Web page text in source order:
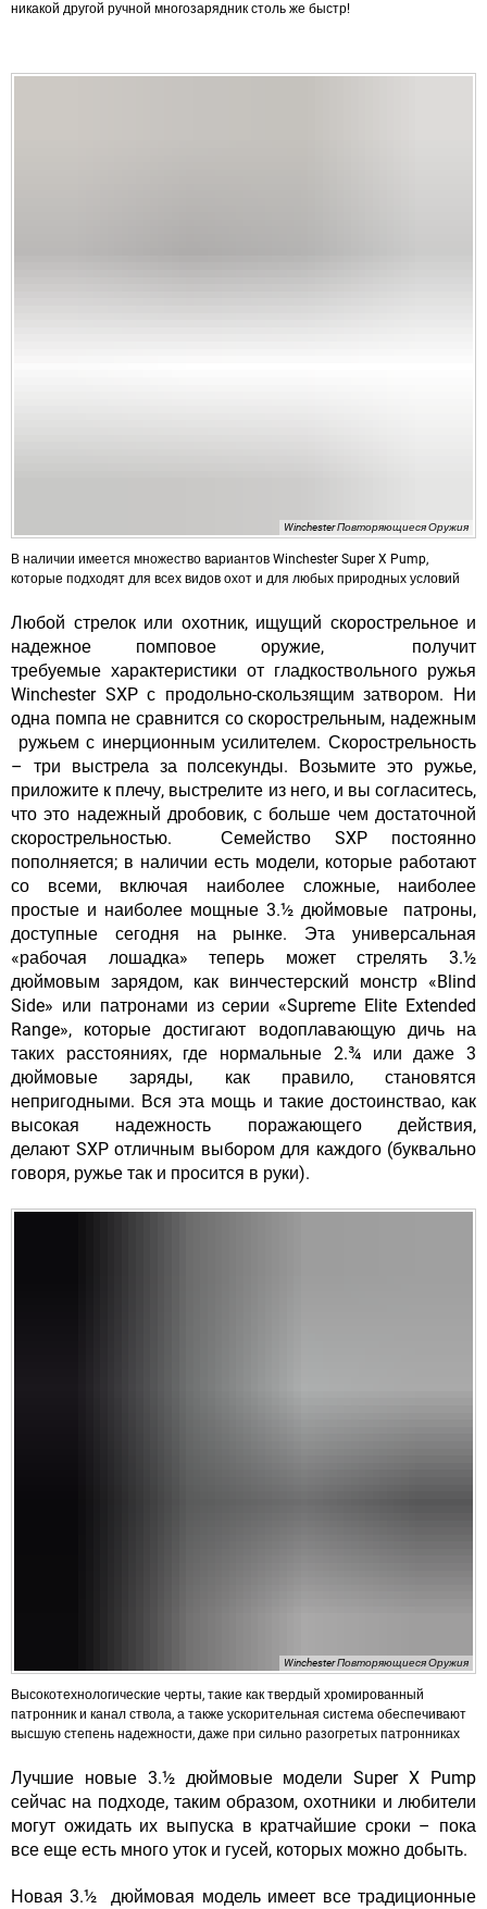
никакой другой ручной многозарядник столь же быстр!
Winchester Повторяющиеся Оружия
В наличии имеется множество вариантов Winchester Super X Pump,
которые подходят для всех видов охот и для любых природных условий
Любой стрелок или охотник, ищущий скорострельное и
надежное помповое оружие, получит
требуемые характеристики от гладкоствольного ружья
Winchester SXP с продольно-скользящим затвором. Ни
одна помпа не сравнится со скорострельным, надежным
ружьем с инерционным усилителем. Скорострельность
– три выстрела за полсекунды. Возьмите это ружье,
приложите к плечу, выстрелите из него, и вы согласитесь,
что это надежный дробовик, с больше чем достаточной
скорострельностью. Семейство SXP постоянно
пополняется; в наличии есть модели, которые работают
со всеми, включая наиболее сложные, наиболее
простые и наиболее мощные 3.½ дюймовые патроны,
доступные сегодня на рынке. Эта универсальная
«рабочая лошадка» теперь может стрелять 3.½
дюймовым зарядом, как винчестерский монстр «Blind
Side» или патронами из серии «Supreme Elite Extended
Range», которые достигают водоплавающую дичь на
таких расстояниях, где нормальные 2.¾ или даже 3
дюймовые заряды, как правило, становятся
непригодными. Вся эта мощь и такие достоинствао, как
высокая надежность поражающего действия,
делают SXP отличным выбором для каждого (буквально
говоря, ружье так и просится в руки).
Winchester Повторяющиеся Оружия
Высокотехнологические черты, такие как твердый хромированный
патронник и канал ствола, а также ускорительная система обеспечивают
высшую степень надежности, даже при сильно разогретых патронниках
Лучшие новые 3.½ дюймовые модели Super X Pump
сейчас на подходе, таким образом, охотники и любители
могут ожидать их выпуска в кратчайшие сроки – пока
все еще есть много уток и гусей, которых можно добыть.
Новая 3.½ дюймовая модель имеет все традиционные